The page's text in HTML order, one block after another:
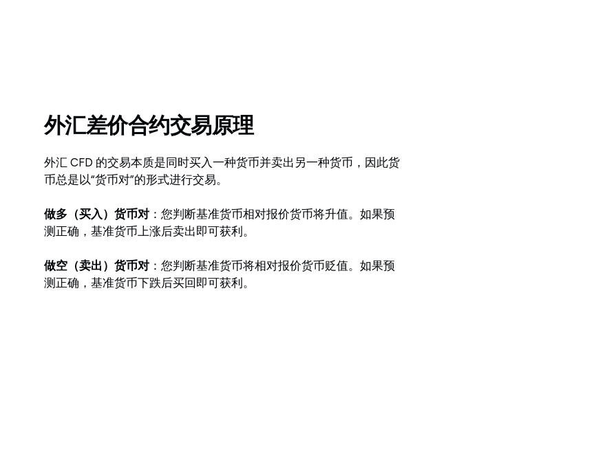
外汇差价合约交易原理
外汇 CFD 的交易本质是同时买入一种货币并卖出另一种货币，因此货
币总是以“货币对”的形式进行交易。
做多（买入）货币对：您判断基准货币相对报价货币将升值。如果预
测正确，基准货币上涨后卖出即可获利。
做空（卖出）货币对：您判断基准货币将相对报价货币贬值。如果预
测正确，基准货币下跌后买回即可获利。